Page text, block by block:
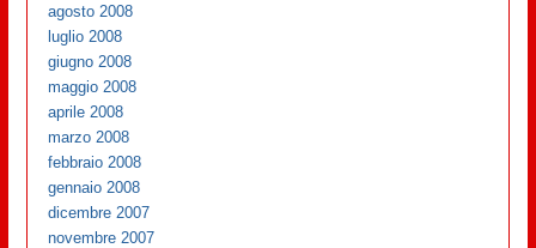
agosto 2008
luglio 2008
giugno 2008
maggio 2008
aprile 2008
marzo 2008
febbraio 2008
gennaio 2008
dicembre 2007
novembre 2007